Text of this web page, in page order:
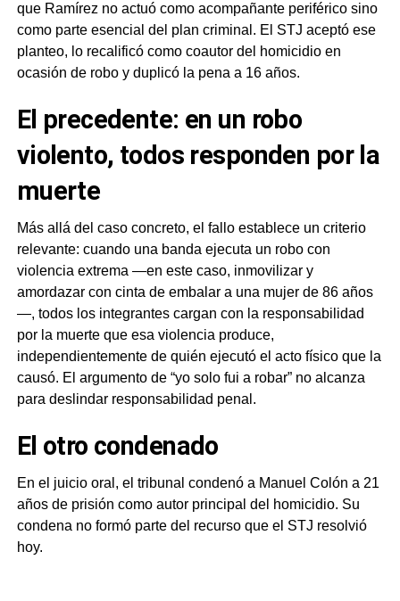
que Ramírez no actuó como acompañante periférico sino
como parte esencial del plan criminal. El STJ aceptó ese
planteo, lo recalificó como coautor del homicidio en
ocasión de robo y duplicó la pena a 16 años.
El precedente: en un robo
violento, todos responden por la
muerte
Más allá del caso concreto, el fallo establece un criterio
relevante: cuando una banda ejecuta un robo con
violencia extrema —en este caso, inmovilizar y
amordazar con cinta de embalar a una mujer de 86 años
—, todos los integrantes cargan con la responsabilidad
por la muerte que esa violencia produce,
independientemente de quién ejecutó el acto físico que la
causó. El argumento de “yo solo fui a robar” no alcanza
para deslindar responsabilidad penal.
El otro condenado
En el juicio oral, el tribunal condenó a Manuel Colón a 21
años de prisión como autor principal del homicidio. Su
condena no formó parte del recurso que el STJ resolvió
hoy.